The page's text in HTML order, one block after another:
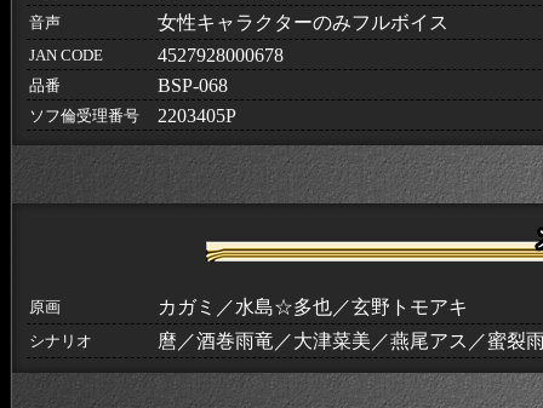
音声 女性キャラクターのみフルボイス
JAN CODE 4527928000678
品番 BSP-068
ソフ倫受理番号 2203405P
原画 カガミ／水島☆多也／玄野トモアキ
シナリオ 麿／酒巻雨竜／大津菜美／燕尾アス／蜜裂